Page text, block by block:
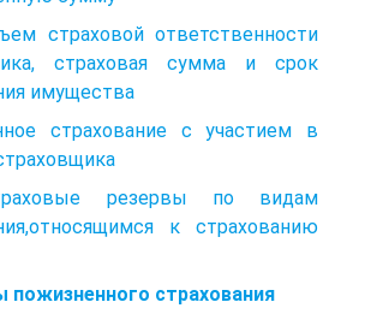
страховой ответственности
страховая сумма и срок
имущества
страхование с участием в
резервы по видам
к страхованию
пожизненного страхования